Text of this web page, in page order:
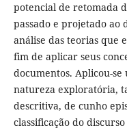
potencial de retomada
passado e projetado ao
análise das teorias que
fim de aplicar seus
documentos. Aplicou-
natureza exploratória,
descritiva, de cunho
classificação do